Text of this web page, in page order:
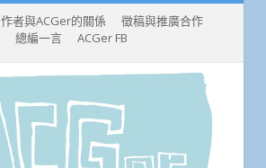
作者與ACGer的關係
徵稿與推廣合作
總編一言
ACGer FB